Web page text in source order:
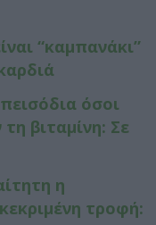
“καμπανάκι”
όσοι
βιταμίνη: Σε
η
τροφή: